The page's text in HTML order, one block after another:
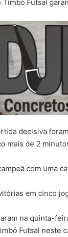
decisiva
mais de 2
com uma
em cinco
na quinta-
Futsal neste